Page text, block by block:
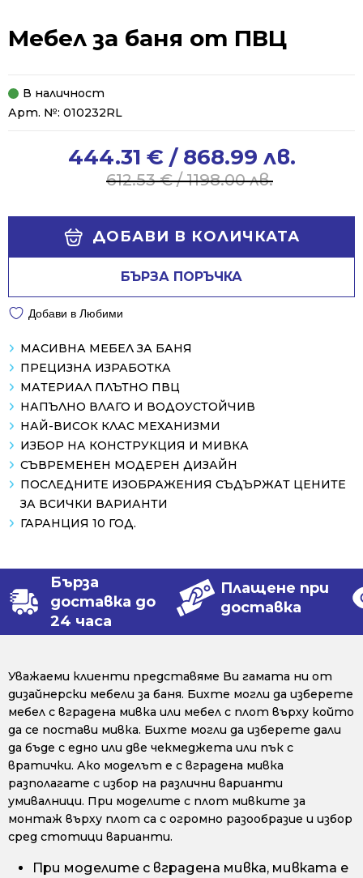
Мебел за баня от ПВЦ
В наличност
Арт. №: 010232RL
612.53€/ 1198.00 лв.
612.53 €
444.31 € / 868.99 лв.
444.31 €
ДОБАВИ В КОЛИЧКАТА
БЪРЗА ПОРЪЧКА
Добави в Любими
МАСИВНА МЕБЕЛ ЗА БАНЯ
ПРЕЦИЗНА ИЗРАБОТКА
МАТЕРИАЛ ПЛЪТНО ПВЦ
НАПЪЛНО ВЛАГО И ВОДОУСТОЙЧИВ
НАЙ-ВИСОК КЛАС МЕХАНИЗМИ
ИЗБОР НА КОНСТРУКЦИЯ И МИВКА
СЪВРЕМЕНЕН МОДЕРЕН ДИЗАЙН
ПОСЛЕДНИТЕ ИЗОБРАЖЕНИЯ СЪДЪРЖАТ ЦЕНИТЕ
ЗА ВСИЧКИ ВАРИАНТИ
ГАРАНЦИЯ 10 ГОД.
Бърза
доставка до
24 часа
Плащене при
доставка
Уважаеми клиенти представяме Ви гамата ни от
дизайнерски мебели за баня. Бихте могли да изберете
мебел с вградена мивка или мебел с плот върху който
да се постави мивка. Бихте могли да изберете дали
да бъде с едно или две чекмеджета или пък с
вратички. Ако моделът е с вградена мивка
разполагате с избор на различни варианти
умивалници. При моделите с плот мивките за
монтаж върху плот са с огромно разообразие и избор
сред стотици варианти.
При моделите с вградена мивка, мивката е